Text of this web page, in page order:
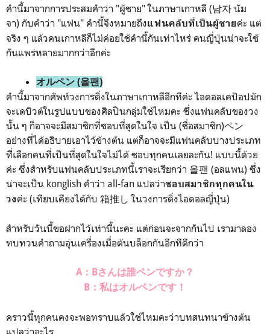
คำนี้มาจากการประสมคำว่า "ผู้ชาย" ในภาษาเกาหลี (남자 นัม
จา) กับคำว่า "แฟน" คำนี้จึงหมายถึงแฟนคลับที่เป็นผู้ชายค่ะ แต่
จริง ๆ แล้วคนเกาหลีก็ไม่ค่อยใช้คำนี้กันเท่าไหร่ คนญี่ปุ่นน่าจะใช้
กันแพร่หลายมากกว่าอีกค่ะ
オルペン (올팬)
คำนี้มาจากศัพท์วงการติ่งในภาษาเกาหลีอีกทีค่ะ ไอดอลเคป๊อปมัก
จะเดบิวต์ในรูปแบบของศิลปินกลุ่มใช่ไหมคะ ซึ่งแฟนคลับของวง
นั้น ๆ ก็อาจจะมีสมาชิกที่ชอบที่สุดในใจ เป็น (ชื่อสมาชิก)ペン
อย่างที่ได้อธิบายเอาไว้ข้างต้น แต่ก็อาจจะมีแฟนคลับบางประเภท
ทีี่เลือกคนที่เป็นที่สุดในใจไม่ได้ ชอบทุกคนเลยละกัน! แบบนี้ด้วย
ค่ะ ซึ่งสำหรับแฟนคลับประเภทนี้เราจะเรียกว่า 올팬 (อลแพน) ซึ่ง
น่าจะเป็น konglish คำว่า all-fan แปลว่าชอบสมาชิกทุกคนใน
วงค่ะ (เทียบเคียงได้กับ 箱推し ในวงการติ่งไอดอลญี่ปุ่น)
สำหรับวันนี้ขอฝากไว้เท่านี้นะคะ แต่ก่อนจะจากกันไป เรามาลอง
ทบทวนคำถามอุ่นเครื่องเมื่อต้นบล็อกกันอีกทีดีกว่า
A：Bさんは誰ペンですか？
B：私はオルペンです！
คราวนี้ทุกคนคงจะพอทราบแล้วใช่ไหมคะว่าบทสนทนาข้างต้น
แปลว่าอะไร